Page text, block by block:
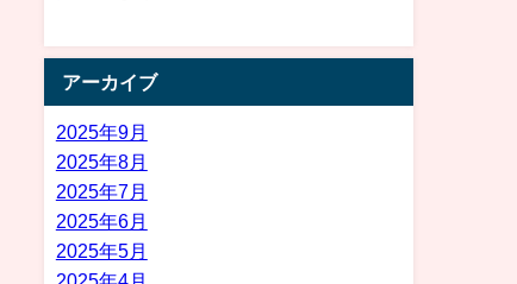
アーカイブ
2025年9月
2025年8月
2025年7月
2025年6月
2025年5月